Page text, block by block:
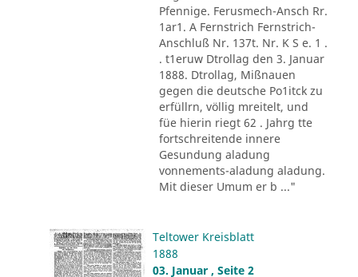
Pfennige. Ferusmech-Ansch Rr.
1ar1. A Fernstrich Fernstrich-
Anschluß Nr. 137t. Nr. K S e. 1 .
. t1eruw Dtrollag den 3. Januar
1888. Dtrollag, Mißnauen
gegen die deutsche Po1itck zu
erfüllrn, völlig mreitelt, und
füe hierin riegt 62 . Jahrg tte
fortschreitende innere
Gesundung aladung
vonnements-aladung aladung.
Mit dieser Umum er b ..."
Teltower Kreisblatt
1888
03. Januar , Seite 2